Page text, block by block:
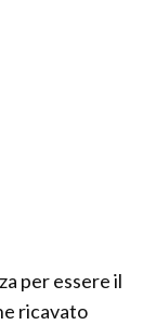
per essere il
ricavato